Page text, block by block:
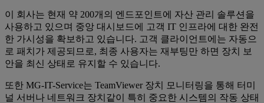
이 회사는 현재 약 200개의 엔드포인트에 자산 관리 솔루션을
사용하고 있으며 중앙 대시보드에 고객 IT 인프라에 대한 완전
한 가시성을 확보하고 있습니다. 고객 클라이언트에는 자동으
로 패치가 제공되므로, 최종 사용자는 재부팅만 하면 장치 보
안을 최신 상태로 유지할 수 있습니다.
또한 MG-IT-Service는 TeamViewer 장치 모니터링을 통해 터미
널 서버나 네트워크 장치같이 특히 중요한 시스템의 작동 상태